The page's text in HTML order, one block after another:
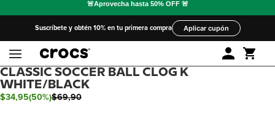
Suscríbete y obtén 10% en tu primera compra Aplicar cupón
CLASSIC SOCCER BALL CLOG K
WHITE/BLACK
$34,95(50%)$69,90